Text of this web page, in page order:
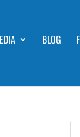
BLOG